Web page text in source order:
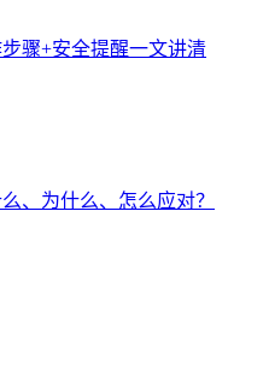
骤+安全提醒一文讲清
、为什么、怎么应对？